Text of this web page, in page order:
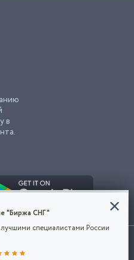
в
объявлений, означает
собственностью их
сделать
"Биржа СНГ"
специалистами России